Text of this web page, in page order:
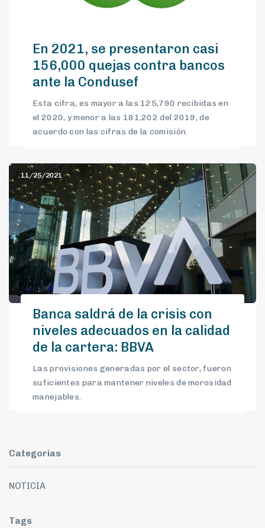
En 2021, se presentaron casi
156,000 quejas contra bancos
ante la Condusef
Esta cifra, es mayor a las 125,790 recibidas en
el 2020, y menor a las 181,202 del 2019, de
acuerdo con las cifras de la comisión.
11/25/2021
Banca saldrá de la crisis con
niveles adecuados en la calidad
de la cartera: BBVA
Las provisiones generadas por el sector, fueron
suficientes para mantener niveles de morosidad
manejables.
Categorias
NOTICIA
Tags